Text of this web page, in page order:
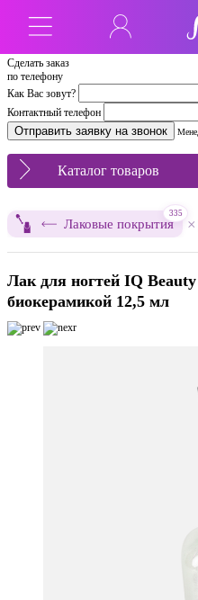
Сделать заказ
по телефону
Как Вас зовут?
Контактный телефон
Каталог товаров
Лаковые покрытия
335
×
Лак для ногтей IQ
биокерамикой 12,5 мл